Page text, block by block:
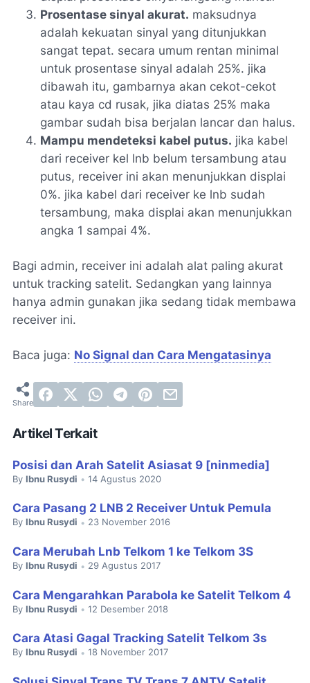
Prosentase sinyal akurat. maksudnya
adalah kekuatan sinyal yang ditunjukkan
sangat tepat. secara umum rentan minimal
untuk prosentase sinyal adalah 25%. jika
dibawah itu, gambarnya akan cekot-cekot
atau kaya cd rusak, jika diatas 25% maka
gambar sudah bisa berjalan lancar dan halus.
Mampu mendeteksi kabel putus. jika kabel
dari receiver kel lnb belum tersambung atau
putus, receiver ini akan menunjukkan displai
0%. jika kabel dari receiver ke lnb sudah
tersambung, maka displai akan menunjukkan
angka 1 sampai 4%.
Bagi admin, receiver ini adalah alat paling akurat
untuk tracking satelit. Sedangkan yang lainnya
hanya admin gunakan jika sedang tidak membawa
receiver ini.
Baca juga: No Signal dan Cara Mengatasinya
Artikel Terkait
Posisi dan Arah Satelit Asiasat 9 [ninmedia]
By Ibnu Rusydi • 14 Agustus 2020
Cara Pasang 2 LNB 2 Receiver Untuk Pemula
By Ibnu Rusydi • 23 November 2016
Cara Merubah Lnb Telkom 1 ke Telkom 3S
By Ibnu Rusydi • 29 Agustus 2017
Cara Mengarahkan Parabola ke Satelit Telkom 4
By Ibnu Rusydi • 12 Desember 2018
Cara Atasi Gagal Tracking Satelit Telkom 3s
By Ibnu Rusydi • 18 November 2017